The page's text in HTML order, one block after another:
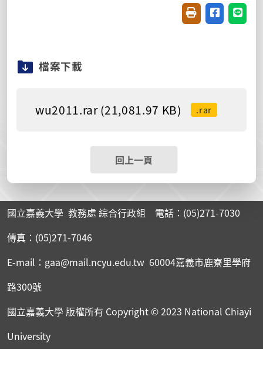
友善列印(開新視
分享至臉書
分享
檔案下載
wu2011.rar (21,081.97 KB) .rar
回上一頁
國立嘉義大學 教務處 綜合行政組 電話：(05)271-7030
傳真：(05)271-7046
E-mail：gaa@mail.ncyu.edu.tw 60004嘉義市鹿寮里學府
路300號
國立嘉義大學 版權所有 Copyright © 2023 National Chiayi
University